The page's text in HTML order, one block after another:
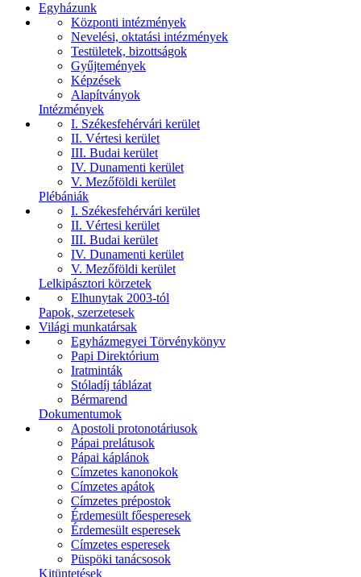
Egyházunk
Központi intézmények
Nevelési, oktatási intézmények
Testületek, bizottságok
Gyűjtemények
Képzések
Alapítványok
Intézmények
I. Székesfehérvári kerület
II. Vértesi kerület
III. Budai kerület
IV. Dunamenti kerület
V. Mezőföldi kerület
Plébániák
I. Székesfehérvári kerület
II. Vértesi kerület
III. Budai kerület
IV. Dunamenti kerület
V. Mezőföldi kerület
Lelkipásztori körzetek
Elhunytak 2003-tól
Papok, szerzetesek
Világi munkatársak
Egyházmegyei Törvénykönyv
Papi Direktórium
Iratminták
Stóladíj táblázat
Bérmarend
Dokumentumok
Apostoli protonotáriusok
Pápai prelátusok
Pápai káplánok
Címzetes kanonokok
Címzetes apátok
Címzetes prépostok
Érdemesült főesperesek
Érdemesült esperesek
Címzetes esperesek
Püspöki tanácsosok
Kitüntetések